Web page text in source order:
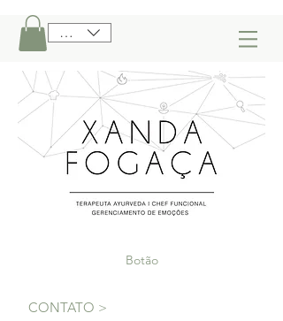
BRL (R$)
Botão
CONTATO >